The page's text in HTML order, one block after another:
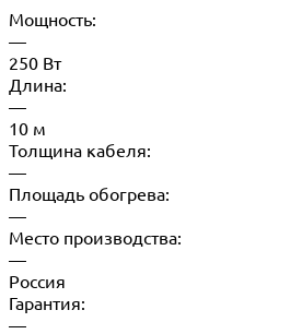
Мощность:
—
250 Вт
Длина:
—
10 м
Толщина кабеля:
—
Площадь обогрева:
—
Место производства:
—
Россия
Гарантия:
—